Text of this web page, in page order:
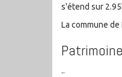
s'étend sur
La commune
..